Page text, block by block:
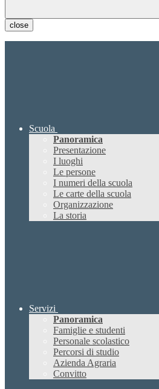
close
Scuola
Panoramica
Presentazione
I luoghi
Le persone
I numeri della scuola
Le carte della scuola
Organizzazione
La storia
Servizi
Panoramica
Famiglie e studenti
Personale scolastico
Percorsi di studio
Azienda Agraria
Convitto